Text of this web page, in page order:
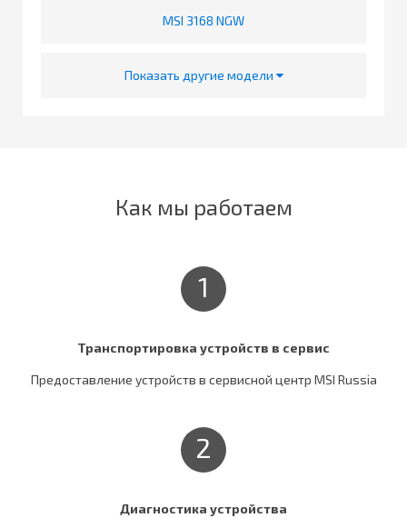
MSI 3168 NGW
Показать другие модели
Как мы работаем
1
Транспортировка устройств в сервис
Предоставление устройств в сервисной центр MSI Russia
2
Диагностика устройства